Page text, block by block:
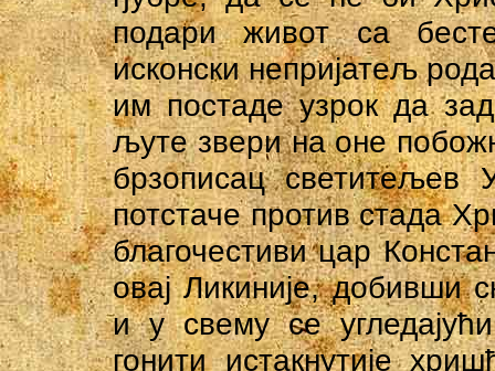
подари живот са
исконски непријатељ
им постаде узрок да
љуте звери на оне
брзописац светитељев
потстаче против стада
благочестиви цар
овај Ликиније, добивши
и у свему се
гонити истакнутије